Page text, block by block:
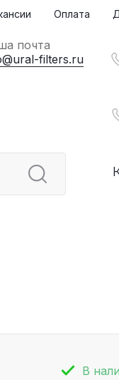
Оплата
почта
filters.ru
В